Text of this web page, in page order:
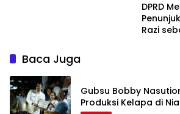
DPRD
Razi
Baca Juga
Gubsu Bobby
Produksi Kelapa di